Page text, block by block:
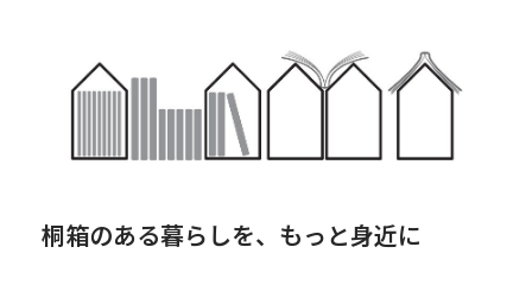
桐箱のある暮らしを、もっと身近に